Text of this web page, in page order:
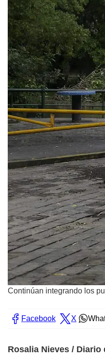
Continúan integrando los
Facebook X
Rosalia Nieves / Diario